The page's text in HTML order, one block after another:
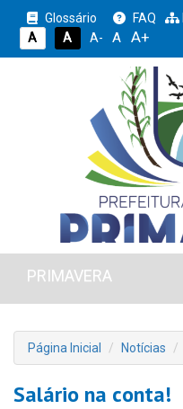
Glossário FAQ
A
A A- A A+
PRIMAVERA
Página Inicial Notícias
Salário na conta!